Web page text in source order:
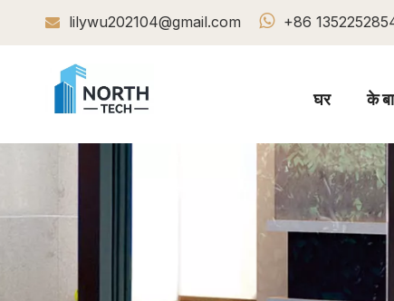
 lilywu202104@gmail.com  +86
घर के